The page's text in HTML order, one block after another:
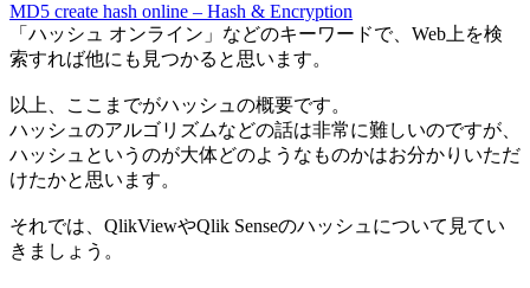
MD5 create hash online – Hash & Encryption
「ハッシュ オンライン」などのキーワードで、Web上を検
索すれば他にも見つかると思います。
以上、ここまでがハッシュの概要です。
ハッシュのアルゴリズムなどの話は非常に難しいのですが、
ハッシュというのが大体どのようなものかはお分かりいただ
けたかと思います。
それでは、QlikViewやQlik Senseのハッシュについて見てい
きましょう。